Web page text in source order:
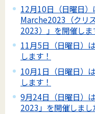
12月10日（日曜日
Marche2023（クリ
2023）」を開催しま
11月5日（日曜日）
します！
10月1日（日曜日）
します！
9月24日（日曜日）
2023」を開催しまし